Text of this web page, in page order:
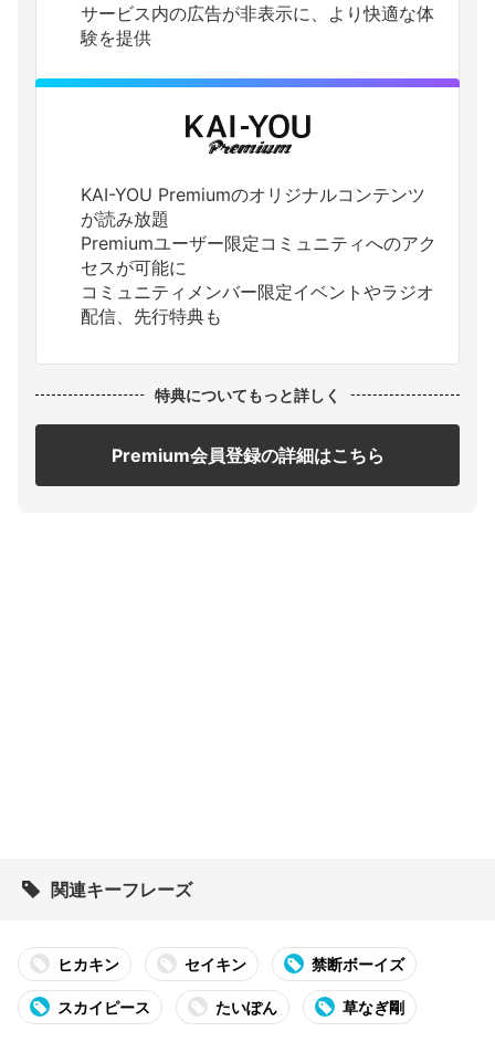
サービス内の広告が非表示に、より快適な体
験を提供
KAI-YOU Premiumのオリジナルコンテンツ
が読み放題
Premiumユーザー限定コミュニティへのアク
セスが可能に
コミュニティメンバー限定イベントやラジオ
配信、先行特典も
特典についてもっと詳しく
Premium会員登録の詳細はこちら
関連キーフレーズ
ヒカキン セイキン 禁断ボーイズ
スカイピース たいぽん 草なぎ剛